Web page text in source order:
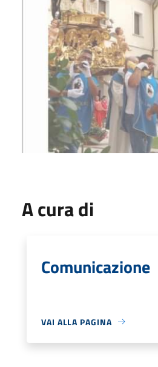
A cura di
Comunicazione
VAI ALLA PAGINA